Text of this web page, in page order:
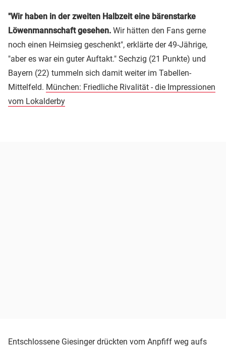
"Wir haben in der zweiten Halbzeit eine bärenstarke
Löwenmannschaft gesehen. Wir hätten den Fans gerne
noch einen Heimsieg geschenkt", erklärte der 49-Jährige,
"aber es war ein guter Auftakt." Sechzig (21 Punkte) und
Bayern (22) tummeln sich damit weiter im Tabellen-
Mittelfeld. München: Friedliche Rivalität - die Impressionen
vom Lokalderby
Entschlossene Giesinger drückten vom Anpfiff weg aufs